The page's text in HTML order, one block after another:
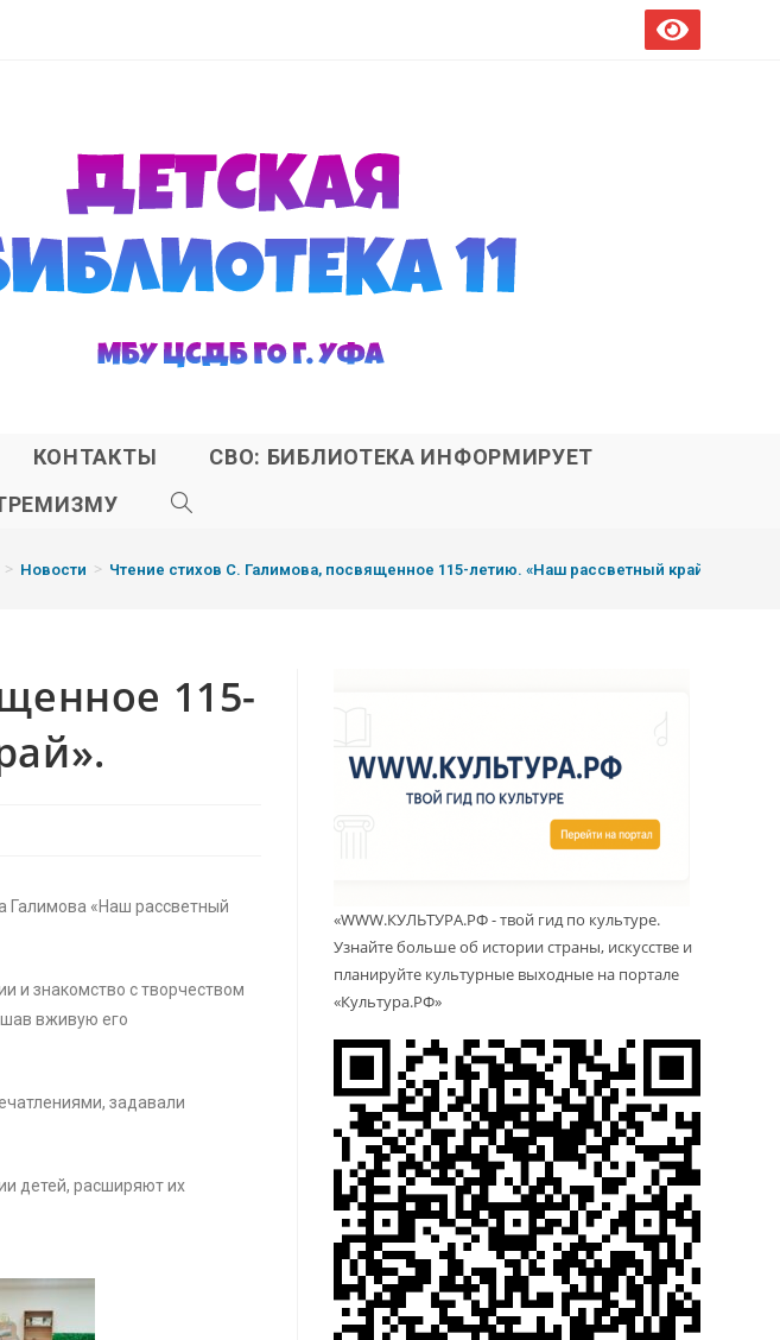
КОНТАКТЫ
СВО: БИБЛИОТЕКА ИНФОРМИРУЕТ
> Новости > Чтение стихов С. Галимова, посвященное 115-летию. «Наш рассветный край».
115-
Галимова «Наш рассветный
и знакомство с творчеством
вживую его
задавали
детей, расширяют их
«WWW.КУЛЬТУРА.РФ - твой гид по культуре.
Узнайте больше об истории страны, искусстве и
планируйте культурные выходные на портале
«Культура.РФ»